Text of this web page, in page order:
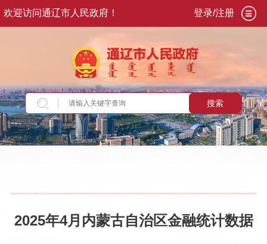
欢迎访问通辽市人民政府！ 登录/注册
搜索
当前位置：首页>政务公开>政府信息公开>法
2025年4月内蒙古自治区金融统计数据